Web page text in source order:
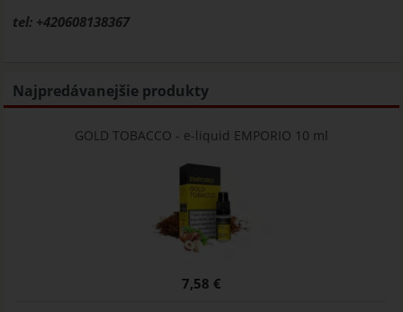
tel: +420608138367
Najpredávanejšie produkty
GOLD TOBACCO - e-liquid EMPORIO 10 ml
7,58 €